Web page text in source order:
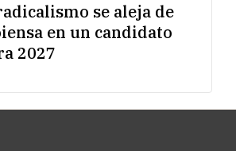
se aleja de
en un candidato
2027